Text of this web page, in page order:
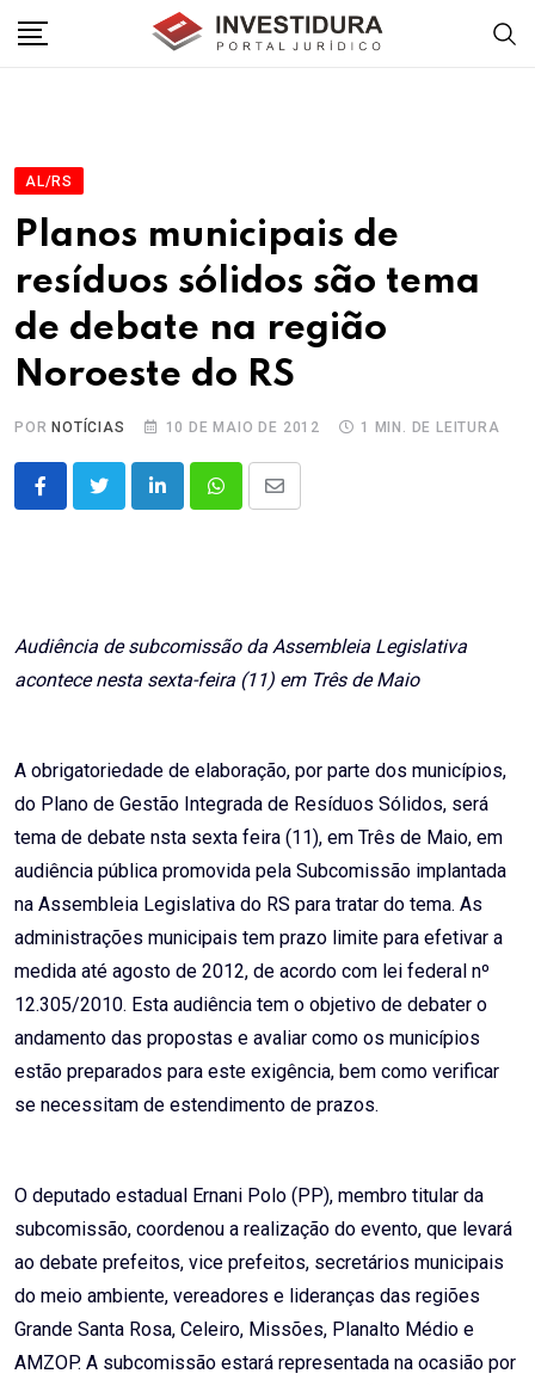
AL/RS
Planos municipais de
resíduos sólidos são tema
de debate na região
Noroeste do RS
POR NOTÍCIAS 10 DE MAIO DE 2012 1 MIN. DE LEITURA
LinkedInWhatsappShare
Audiência de subcomissão da Assembleia Legislativa
acontece nesta sexta-feira (11) em Três de Maio
A obrigatoriedade de elaboração, por parte dos municípios,
do Plano de Gestão Integrada de Resíduos Sólidos, será
tema de debate nsta sexta feira (11), em Três de Maio, em
audiência pública promovida pela Subcomissão implantada
na Assembleia Legislativa do RS para tratar do tema. As
administrações municipais tem prazo limite para efetivar a
medida até agosto de 2012, de acordo com lei federal nº
12.305/2010. Esta audiência tem o objetivo de debater o
andamento das propostas e avaliar como os municípios
estão preparados para este exigência, bem como verificar
se necessitam de estendimento de prazos.
O deputado estadual Ernani Polo (PP), membro titular da
subcomissão, coordenou a realização do evento, que levará
ao debate prefeitos, vice prefeitos, secretários municipais
do meio ambiente, vereadores e lideranças das regiões
Grande Santa Rosa, Celeiro, Missões, Planalto Médio e
AMZOP. A subcomissão estará representada na ocasião por